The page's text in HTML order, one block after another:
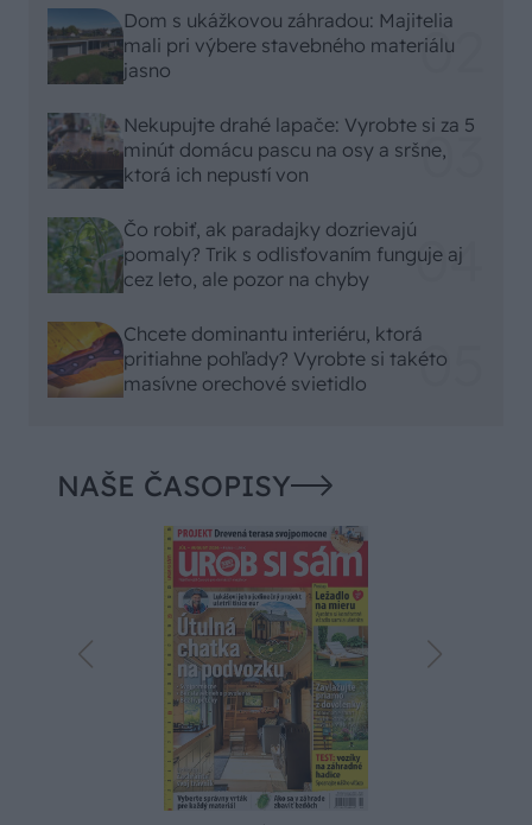
Dom s ukážkovou záhradou: Majitelia
mali pri výbere stavebného materiálu
jasno
Nekupujte drahé lapače: Vyrobte si za 5
minút domácu pascu na osy a sršne,
ktorá ich nepustí von
Čo robiť, ak paradajky dozrievajú
pomaly? Trik s odlisťovaním funguje aj
cez leto, ale pozor na chyby
Chcete dominantu interiéru, ktorá
pritiahne pohľady? Vyrobte si takéto
masívne orechové svietidlo
NAŠE ČASOPISY